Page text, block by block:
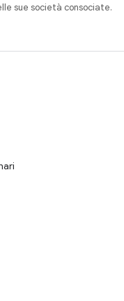
sue società consociate.